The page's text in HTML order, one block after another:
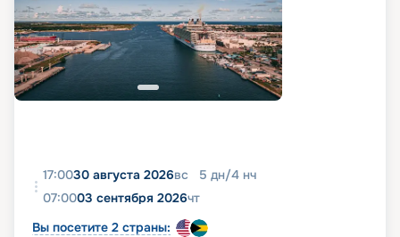
17:0030 августа 2026вс 5 дн/4 нч
07:0003 сентября 2026чт
Вы посетите 2 страны: